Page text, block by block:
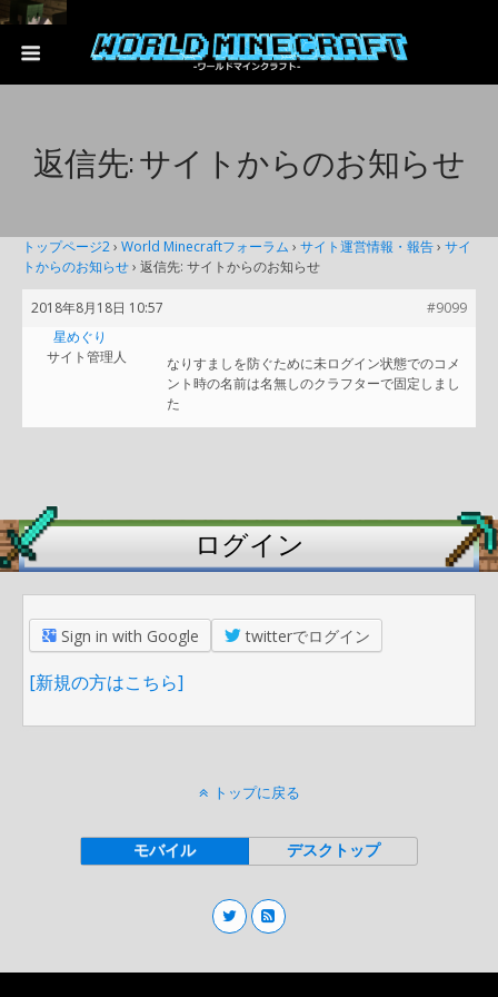
返信先: サイトからのお知らせ
トップページ2› World Minecraftフォーラム › サイト運営情報・報告› サイ
トからのお知らせ› 返信先: サイトからのお知らせ
2018年8月18日 10:57
#9099
星めぐり
サイト管理人
なりすましを防ぐために未ログイン状態でのコメ
ント時の名前は名無しのクラフターで固定しまし
た
ログイン
Sign in with Google twitterでログイン
[新規の方はこちら]
トップに戻る
モバイル デスクトップ